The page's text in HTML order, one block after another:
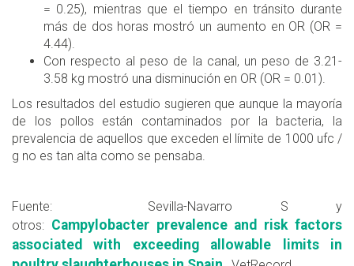
= 0.25), mientras que el tiempo en tránsito durante
más de dos horas mostró un aumento en OR (OR =
4.44).
Con respecto al peso de la canal, un peso de 3.21-
3.58 kg mostró una disminución en OR (OR = 0.01).
Los resultados del estudio sugieren que aunque la mayoría
de los pollos están contaminados por la bacteria, la
prevalencia de aquellos que exceden el límite de 1000 ufc /
g no es tan alta como se pensaba.
Fuente: Sevilla-Navarro S y
otros: Campylobacter prevalence and risk factors
associated with exceeding allowable limits in